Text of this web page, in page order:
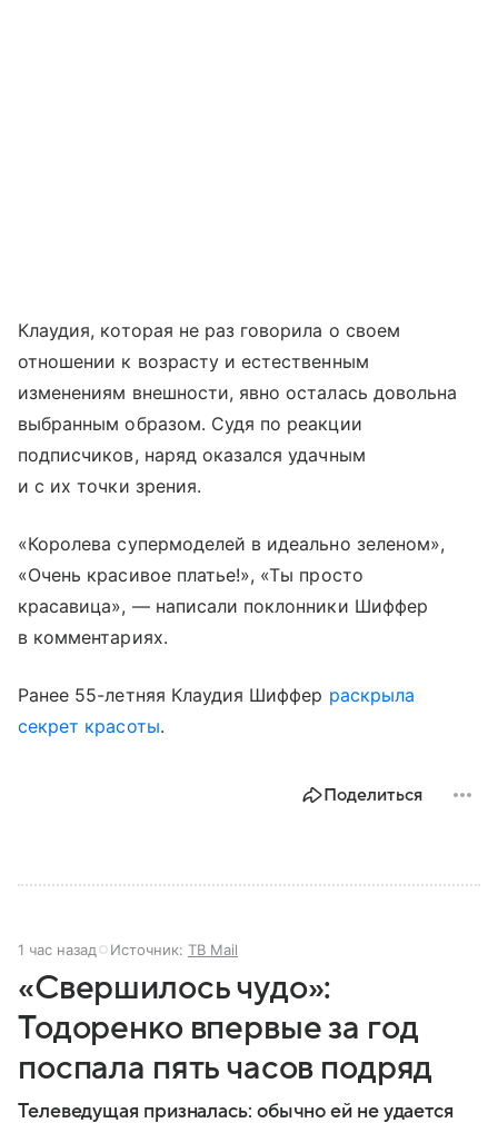
Клаудия, которая не раз говорила о своем
отношении к возрасту и естественным
изменениям внешности, явно осталась довольна
выбранным образом. Судя по реакции
подписчиков, наряд оказался удачным
и с их точки зрения.
«Королева супермоделей в идеально зеленом»,
«Очень красивое платье!», «Ты просто
красавица», — написали поклонники Шиффер
в комментариях.
Ранее 55-летняя Клаудия Шиффер раскрыла
секрет красоты.
Поделиться
1 час назад Источник: ТВ Mail
«Свершилось чудо»:
Тодоренко впервые за год
поспала пять часов подряд
Телеведущая призналась: обычно ей не удается